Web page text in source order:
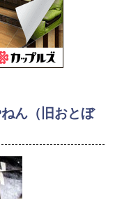
ん（旧おとぼ